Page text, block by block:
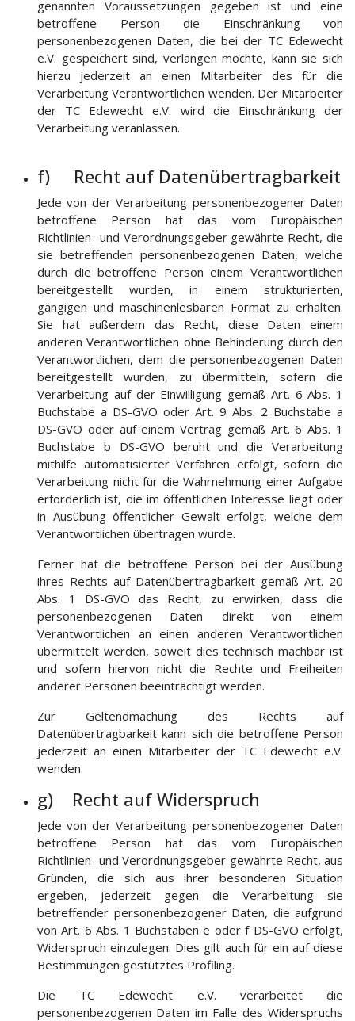
genannten Voraussetzungen gegeben ist und eine
betroffene Person die Einschränkung von
personenbezogenen Daten, die bei der TC Edewecht
e.V. gespeichert sind, verlangen möchte, kann sie sich
hierzu jederzeit an einen Mitarbeiter des für die
Verarbeitung Verantwortlichen wenden. Der Mitarbeiter
der TC Edewecht e.V. wird die Einschränkung der
Verarbeitung veranlassen.
f) Recht auf Datenübertragbarkeit
Jede von der Verarbeitung personenbezogener Daten
betroffene Person hat das vom Europäischen
Richtlinien- und Verordnungsgeber gewährte Recht, die
sie betreffenden personenbezogenen Daten, welche
durch die betroffene Person einem Verantwortlichen
bereitgestellt wurden, in einem strukturierten,
gängigen und maschinenlesbaren Format zu erhalten.
Sie hat außerdem das Recht, diese Daten einem
anderen Verantwortlichen ohne Behinderung durch den
Verantwortlichen, dem die personenbezogenen Daten
bereitgestellt wurden, zu übermitteln, sofern die
Verarbeitung auf der Einwilligung gemäß Art. 6 Abs. 1
Buchstabe a DS-GVO oder Art. 9 Abs. 2 Buchstabe a
DS-GVO oder auf einem Vertrag gemäß Art. 6 Abs. 1
Buchstabe b DS-GVO beruht und die Verarbeitung
mithilfe automatisierter Verfahren erfolgt, sofern die
Verarbeitung nicht für die Wahrnehmung einer Aufgabe
erforderlich ist, die im öffentlichen Interesse liegt oder
in Ausübung öffentlicher Gewalt erfolgt, welche dem
Verantwortlichen übertragen wurde.
Ferner hat die betroffene Person bei der Ausübung
ihres Rechts auf Datenübertragbarkeit gemäß Art. 20
Abs. 1 DS-GVO das Recht, zu erwirken, dass die
personenbezogenen Daten direkt von einem
Verantwortlichen an einen anderen Verantwortlichen
übermittelt werden, soweit dies technisch machbar ist
und sofern hiervon nicht die Rechte und Freiheiten
anderer Personen beeinträchtigt werden.
Zur Geltendmachung des Rechts auf
Datenübertragbarkeit kann sich die betroffene Person
jederzeit an einen Mitarbeiter der TC Edewecht e.V.
wenden.
g) Recht auf Widerspruch
Jede von der Verarbeitung personenbezogener Daten
betroffene Person hat das vom Europäischen
Richtlinien- und Verordnungsgeber gewährte Recht, aus
Gründen, die sich aus ihrer besonderen Situation
ergeben, jederzeit gegen die Verarbeitung sie
betreffender personenbezogener Daten, die aufgrund
von Art. 6 Abs. 1 Buchstaben e oder f DS-GVO erfolgt,
Widerspruch einzulegen. Dies gilt auch für ein auf diese
Bestimmungen gestütztes Profiling.
Die TC Edewecht e.V. verarbeitet die
personenbezogenen Daten im Falle des Widerspruchs